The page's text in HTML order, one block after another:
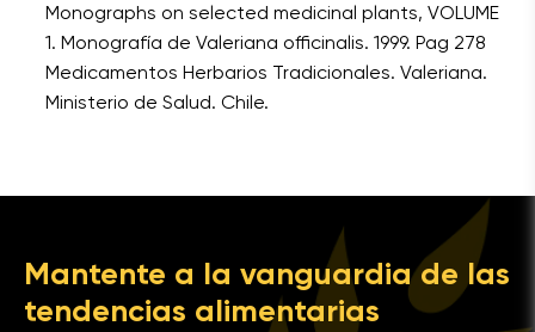
Monographs on selected medicinal plants, VOLUME
1. Monografía de Valeriana officinalis. 1999. Pag 278
Medicamentos Herbarios Tradicionales. Valeriana.
Ministerio de Salud. Chile.
Mantente a la vanguardia de las
tendencias alimentarias